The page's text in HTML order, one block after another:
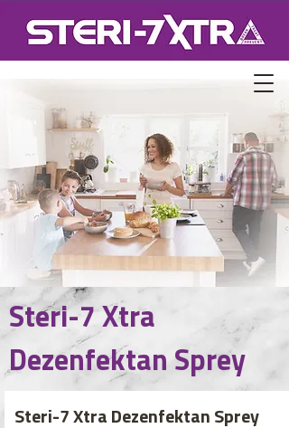
Steri-7 Xtra
Dezenfektan Sprey
Steri-7 Xtra Dezenfektan Sprey